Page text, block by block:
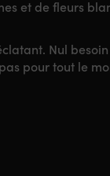
et de fleurs
Nul
pour tout le